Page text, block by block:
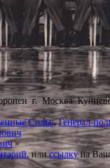
г. Москва
Силы:,Генерал-
»
, илиссылкуна Ваш